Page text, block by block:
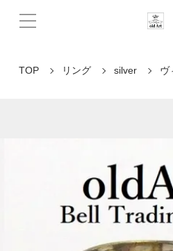
TOP リング silver ヴ